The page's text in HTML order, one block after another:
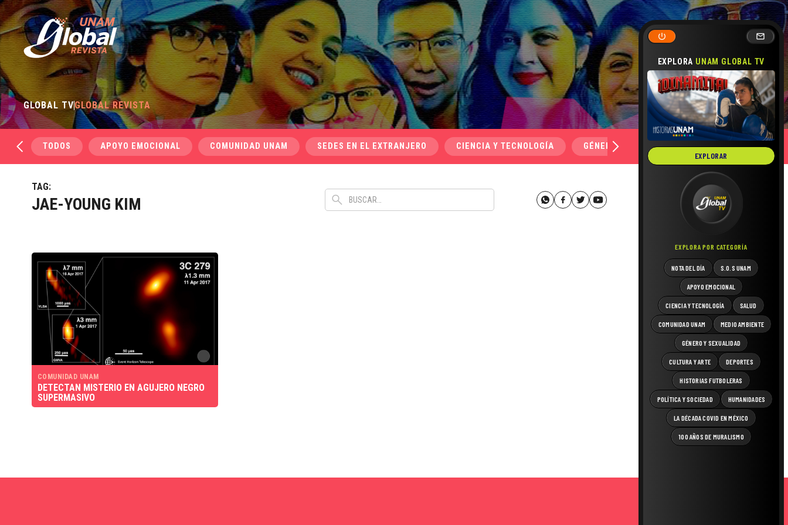
EXPLORA UNAM GLOBAL TV
EXPLORAR
EXPLORA POR CATEGORÍA
NOTA DEL DÍA S.O.S UNAM
APOYO EMOCIONAL
CIENCIA Y TECNOLOGÍA SALUD
COMUNIDAD UNAM MEDIO AMBIENTE
GÉNERO Y SEXUALIDAD
CULTURA Y ARTE DEPORTES
HISTORIAS FUTBOLERAS
POLÍTICA Y SOCIEDAD HUMANIDADES
LA DÉCADA COVID EN MÉXICO
100 AÑOS DE MURALISMO
GLOBAL TVGLOBAL REVISTA
TODOS APOYO EMOCIONAL COMUNIDAD UNAM SEDES EN EL EXTRANJERO CIENCIA Y TECNOLOGÍA GÉNERO Y SEXUALIDAD SALUD
TAG:
JAE-YOUNG KIM
COMUNIDAD UNAM
DETECTAN MISTERIO EN AGUJERO NEGRO
SUPERMASIVO